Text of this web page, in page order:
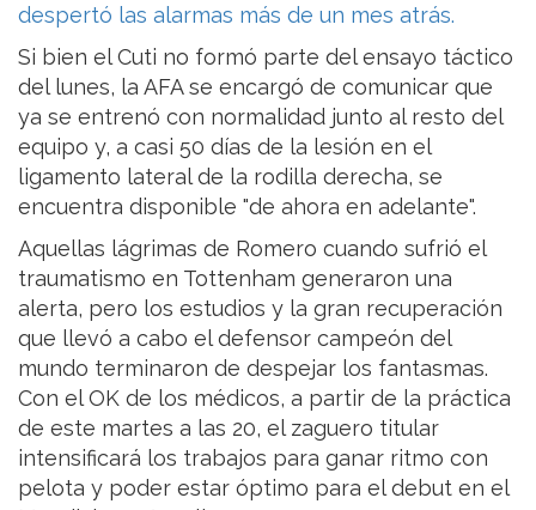
despertó las alarmas más de un mes atrás.
Si bien el Cuti no formó parte del ensayo táctico
del lunes, la AFA se encargó de comunicar que
ya se entrenó con normalidad junto al resto del
equipo y, a casi 50 días de la lesión en el
ligamento lateral de la rodilla derecha, se
encuentra disponible "de ahora en adelante".
Aquellas lágrimas de Romero cuando sufrió el
traumatismo en Tottenham generaron una
alerta, pero los estudios y la gran recuperación
que llevó a cabo el defensor campeón del
mundo terminaron de despejar los fantasmas.
Con el OK de los médicos, a partir de la práctica
de este martes a las 20, el zaguero titular
intensificará los trabajos para ganar ritmo con
pelota y poder estar óptimo para el debut en el